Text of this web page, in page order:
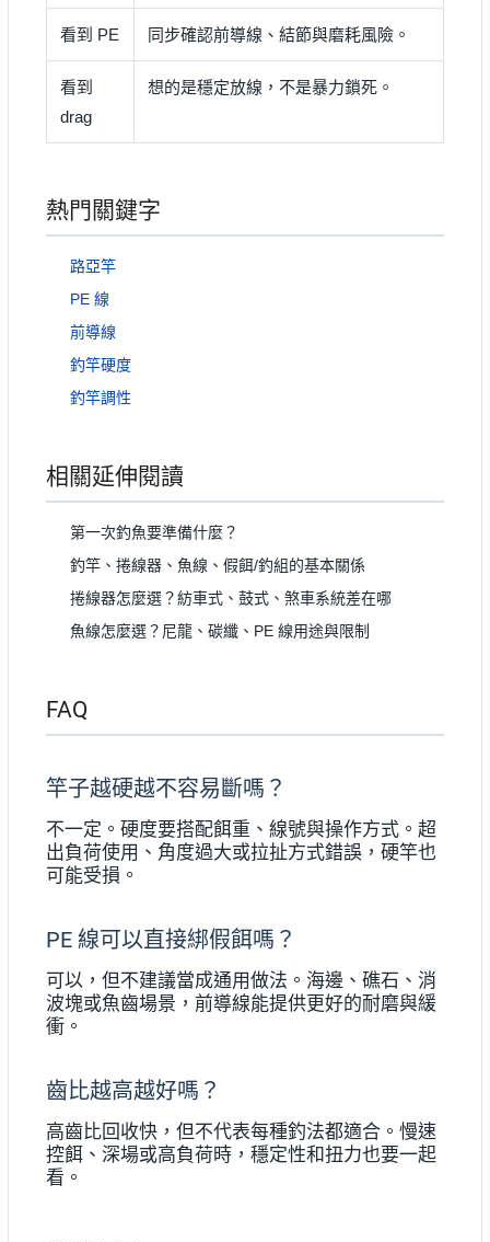
看到 PE 同步確認前導線、結節與磨耗風險。
看到
drag
想的是穩定放線，不是暴力鎖死。
熱門關鍵字
路亞竿
PE 線
前導線
釣竿硬度
釣竿調性
相關延伸閱讀
第一次釣魚要準備什麼？
釣竿、捲線器、魚線、假餌/釣組的基本關係
捲線器怎麼選？紡車式、鼓式、煞車系統差在哪
魚線怎麼選？尼龍、碳纖、PE 線用途與限制
FAQ
竿子越硬越不容易斷嗎？
不一定。硬度要搭配餌重、線號與操作方式。超
出負荷使用、角度過大或拉扯方式錯誤，硬竿也
可能受損。
PE 線可以直接綁假餌嗎？
可以，但不建議當成通用做法。海邊、礁石、消
波塊或魚齒場景，前導線能提供更好的耐磨與緩
衝。
齒比越高越好嗎？
高齒比回收快，但不代表每種釣法都適合。慢速
控餌、深場或高負荷時，穩定性和扭力也要一起
看。